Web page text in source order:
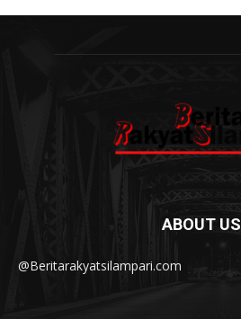
ABOUT US
@Beritarakyatsilampari.com